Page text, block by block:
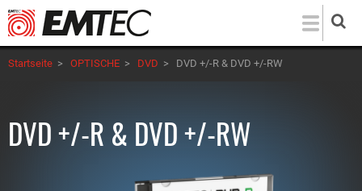
Direkt
zum
Inhalt
Startseite > OPTISCHE > DVD > DVD +/-R & DVD +/-RW
DVD +/-R & DVD +/-RW